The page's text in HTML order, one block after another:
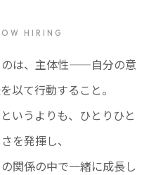
HIRING
は、 主体性——自分の意
以て行動すること。
いうよりも、ひとりひと
を発揮し、
関係の中で一緒に成長し